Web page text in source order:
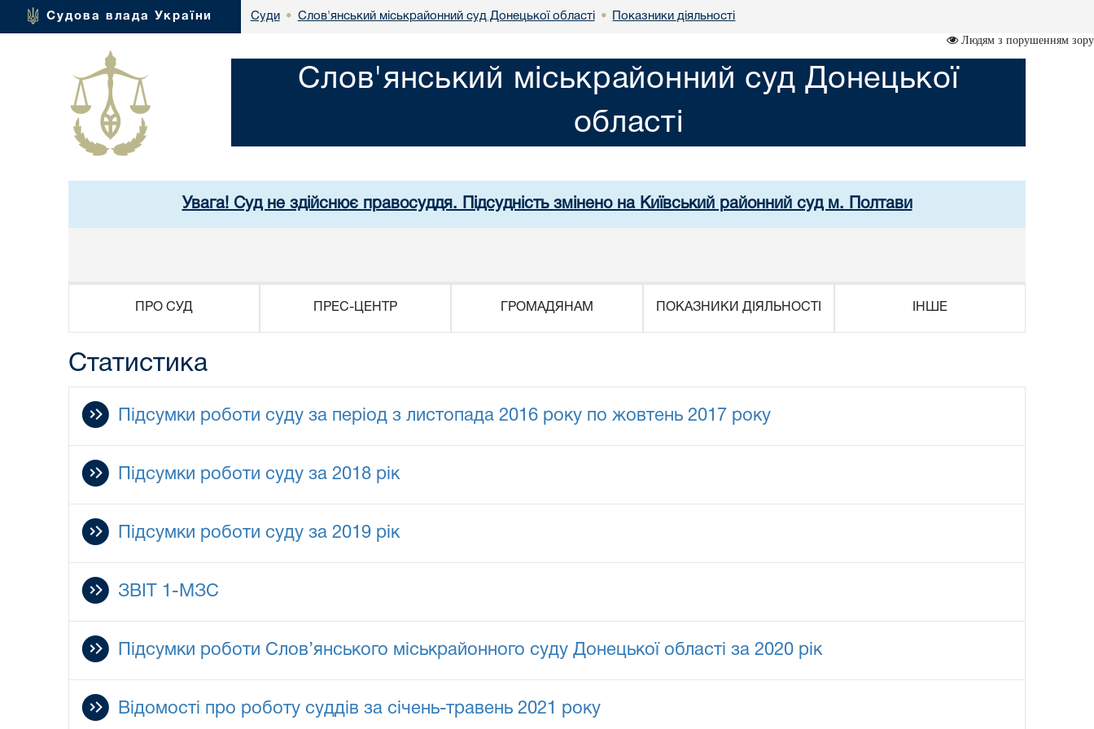
Судова влада України Суди • Слов'янський міськрайонний суд Донецької області • Показники діяльності
Людям з порушенням зору
Слов'янський міськрайонний суд Донецької
області
Увага! Суд не здійснює правосуддя. Підсудність змінено на Київський районний суд м. Полтави
ПРО СУД ПРЕС-ЦЕНТР ГРОМАДЯНАМ ПОКАЗНИКИ ДІЯЛЬНОСТІ ІНШЕ
Статистика
Підсумки роботи суду за період з листопада 2016 року по жовтень 2017 року
Підсумки роботи суду за 2018 рік
Підсумки роботи суду за 2019 рік
ЗВІТ 1-МЗС
Підсумки роботи Слов’янського міськрайонного суду Донецької області за 2020 рік
Відомості про роботу суддів за січень-травень 2021 року